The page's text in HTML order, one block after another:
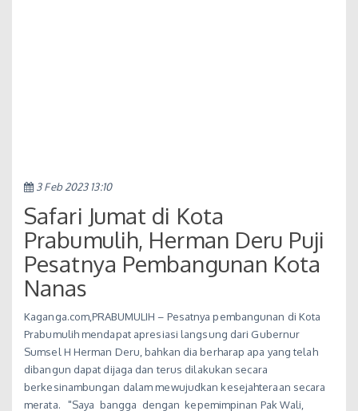
3 Feb 2023 13:10
Safari Jumat di Kota
Prabumulih, Herman Deru Puji
Pesatnya Pembangunan Kota
Nanas
Kaganga.com,PRABUMULIH – Pesatnya pembangunan di Kota
Prabumulih mendapat apresiasi langsung dari Gubernur
Sumsel H Herman Deru, bahkan dia berharap apa yang telah
dibangun dapat dijaga dan terus dilakukan secara
berkesinambungan dalam mewujudkan kesejahteraan secara
merata. "Saya bangga dengan kepemimpinan Pak Wali,